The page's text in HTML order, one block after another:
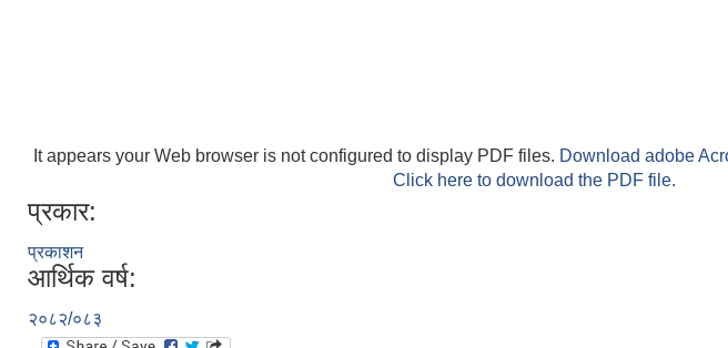
It appears your Web browser is not configured to display PDF files. Download adobe
Click here to download the PDF file.
प्रकार:
प्रकाशन
आर्थिक वर्ष:
२०८२/०८३